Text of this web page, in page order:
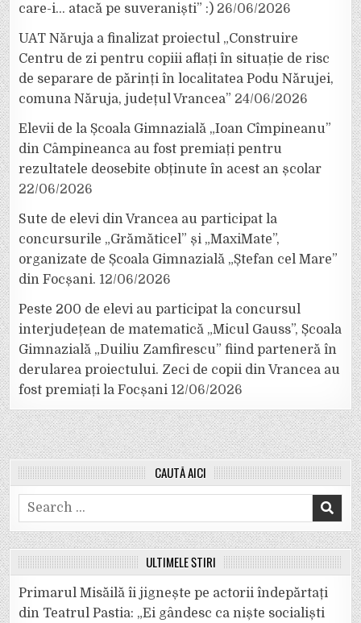
care-i… atacă pe suveraniști” :) 26/06/2026
UAT Năruja a finalizat proiectul „Construire
Centru de zi pentru copiii aflați în situație de risc
de separare de părinți în localitatea Podu Nărujei,
comuna Năruja, județul Vrancea” 24/06/2026
Elevii de la Școala Gimnazială „Ioan Cîmpineanu”
din Câmpineanca au fost premiați pentru
rezultatele deosebite obținute în acest an școlar
22/06/2026
Sute de elevi din Vrancea au participat la
concursurile „Grămăticel” și „MaxiMate”,
organizate de Școala Gimnazială „Ștefan cel Mare”
din Focșani. 12/06/2026
Peste 200 de elevi au participat la concursul
interjudețean de matematică „Micul Gauss”, Școala
Gimnazială „Duiliu Zamfirescu” fiind parteneră în
derularea proiectului. Zeci de copii din Vrancea au
fost premiați la Focșani 12/06/2026
CAUTĂ AICI
Search
for:
ULTIMELE ȘTIRI
Primarul Misăilă îi jignește pe actorii îndepărtați
din Teatrul Pastia: „Ei gândesc ca niște socialiști